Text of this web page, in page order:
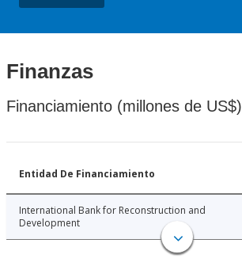
Finanzas
Financiamiento (millones de US$)
Entidad De Financiamiento
International Bank for Reconstruction and
Development